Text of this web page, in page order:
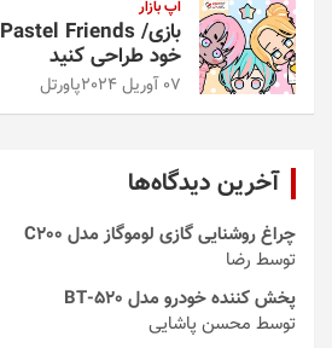
اپ بازار
خود طراحی کنید
07 آوریل 2024 پاورتل
آخرین دیدگاه‌ها
چراغ روشنایی گازی لوموگاز مدل C200
توسط رضا
پخش کننده خودرو مدل 520-BT
توسط محسن پاشایی